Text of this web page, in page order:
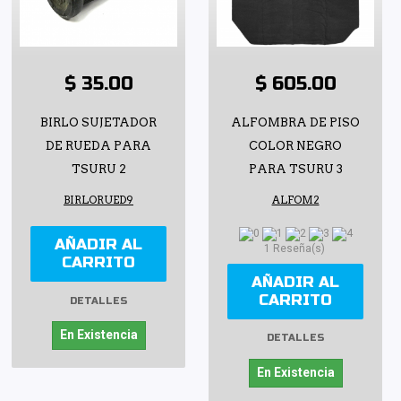
$ 35.00
BIRLO SUJETADOR
DE RUEDA PARA
TSURU 2
BIRLORUED9
AÑADIR AL
CARRITO
DETALLES
En Existencia
$ 605.00
ALFOMBRA DE PISO
COLOR NEGRO
PARA TSURU 3
ALFOM2
1 Reseña(s)
AÑADIR AL
CARRITO
DETALLES
En Existencia